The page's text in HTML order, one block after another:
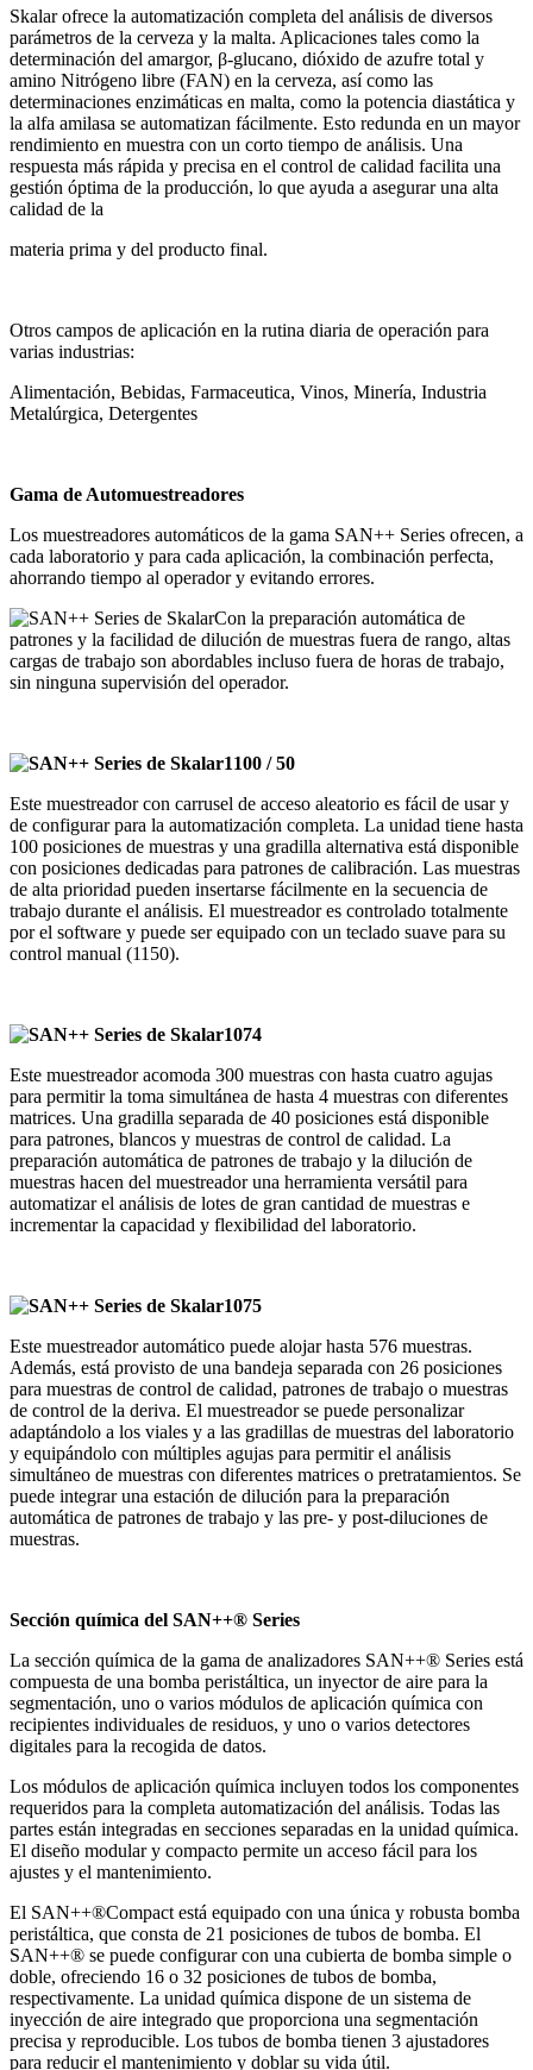
Skalar ofrece la automatización completa del análisis de diversos
parámetros de la cerveza y la malta. Aplicaciones tales como la
determinación del amargor, β-glucano, dióxido de azufre total y
amino Nitrógeno libre (FAN) en la cerveza, así como las
determinaciones enzimáticas en malta, como la potencia diastática y
la alfa amilasa se automatizan fácilmente. Esto redunda en un mayor
rendimiento en muestra con un corto tiempo de análisis. Una
respuesta más rápida y precisa en el control de calidad facilita una
gestión óptima de la producción, lo que ayuda a asegurar una alta
calidad de la
materia prima y del producto final.
Otros campos de aplicación en la rutina diaria de operación para
varias industrias:
Alimentación, Bebidas, Farmaceutica, Vinos, Minería, Industria
Metalúrgica, Detergentes
Gama de Automuestreadores
Los muestreadores automáticos de la gama SAN++ Series ofrecen, a
cada laboratorio y para cada aplicación, la combinación perfecta,
ahorrando tiempo al operador y evitando errores.
Con la preparación automática de
patrones y la facilidad de dilución de muestras fuera de rango, altas
cargas de trabajo son abordables incluso fuera de horas de trabajo,
sin ninguna supervisión del operador.
1100 / 50
Este muestreador con carrusel de acceso aleatorio es fácil de usar y
de configurar para la automatización completa. La unidad tiene hasta
100 posiciones de muestras y una gradilla alternativa está disponible
con posiciones dedicadas para patrones de calibración. Las muestras
de alta prioridad pueden insertarse fácilmente en la secuencia de
trabajo durante el análisis. El muestreador es controlado totalmente
por el software y puede ser equipado con un teclado suave para su
control manual (1150).
1074
Este muestreador acomoda 300 muestras con hasta cuatro agujas
para permitir la toma simultánea de hasta 4 muestras con diferentes
matrices. Una gradilla separada de 40 posiciones está disponible
para patrones, blancos y muestras de control de calidad. La
preparación automática de patrones de trabajo y la dilución de
muestras hacen del muestreador una herramienta versátil para
automatizar el análisis de lotes de gran cantidad de muestras e
incrementar la capacidad y flexibilidad del laboratorio.
1075
Este muestreador automático puede alojar hasta 576 muestras.
Además, está provisto de una bandeja separada con 26 posiciones
para muestras de control de calidad, patrones de trabajo o muestras
de control de la deriva. El muestreador se puede personalizar
adaptándolo a los viales y a las gradillas de muestras del laboratorio
y equipándolo con múltiples agujas para permitir el análisis
simultáneo de muestras con diferentes matrices o pretratamientos. Se
puede integrar una estación de dilución para la preparación
automática de patrones de trabajo y las pre- y post-diluciones de
muestras.
Sección química del SAN++® Series
La sección química de la gama de analizadores SAN++® Series está
compuesta de una bomba peristáltica, un inyector de aire para la
segmentación, uno o varios módulos de aplicación química con
recipientes individuales de residuos, y uno o varios detectores
digitales para la recogida de datos.
Los módulos de aplicación química incluyen todos los componentes
requeridos para la completa automatización del análisis. Todas las
partes están integradas en secciones separadas en la unidad química.
El diseño modular y compacto permite un acceso fácil para los
ajustes y el mantenimiento.
El SAN++®Compact está equipado con una única y robusta bomba
peristáltica, que consta de 21 posiciones de tubos de bomba. El
SAN++® se puede configurar con una cubierta de bomba simple o
doble, ofreciendo 16 o 32 posiciones de tubos de bomba,
respectivamente. La unidad química dispone de un sistema de
inyección de aire integrado que proporciona una segmentación
precisa y reproducible. Los tubos de bomba tienen 3 ajustadores
para reducir el mantenimiento y doblar su vida útil.